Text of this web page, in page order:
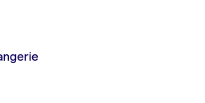
Boulangerie